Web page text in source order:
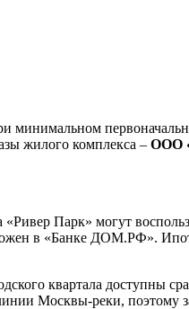
жилого комплекса – ООО
Парк» могут
в «Банке ДОМ.РФ».
квартала доступны
Москвы-реки, поэтому